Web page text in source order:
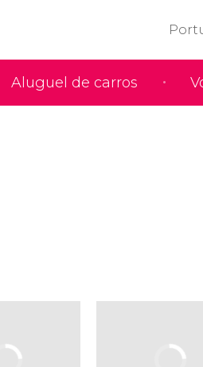
Aluguel de carros